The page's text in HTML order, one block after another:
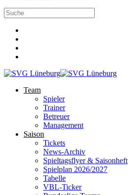
Team
Spieler
Trainer
Betreuer
Management
Saison
Tickets
News-Archiv
Spieltagsflyer & Saisonheft
Spielplan 2026/2027
Tabelle
VBL-Ticker